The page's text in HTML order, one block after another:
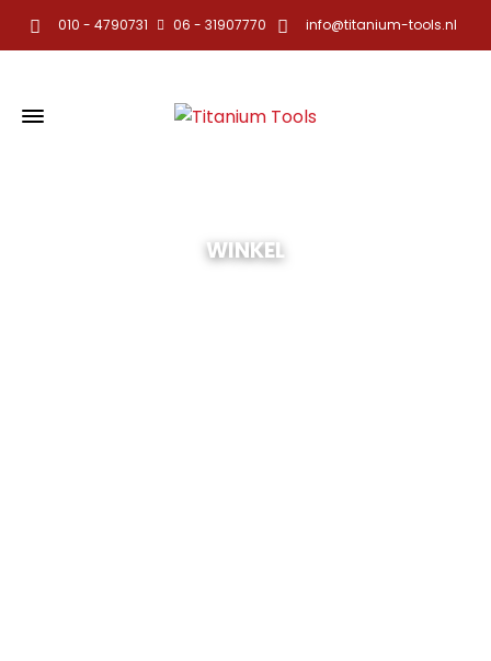
010 - 4790731 06 - 31907770 info@titanium-tools.nl
WINKEL